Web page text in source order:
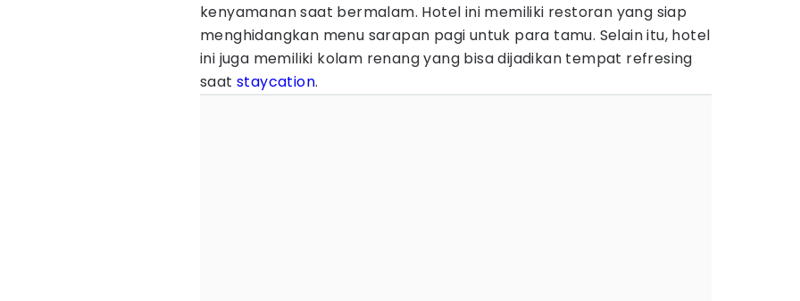
kenyamanan saat bermalam. Hotel ini memiliki restoran yang siap
menghidangkan menu sarapan pagi untuk para tamu. Selain itu, hotel
ini juga memiliki kolam renang yang bisa dijadikan tempat refresing
saat staycation.